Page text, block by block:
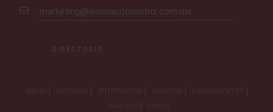
marketing@visionautomotriz.com.mx
DIRECTORIO
INICIO NOTICIAS ENTREVISTAS EVENTOS
LANZAMIENTOS
TRACTOS
VIDEOS